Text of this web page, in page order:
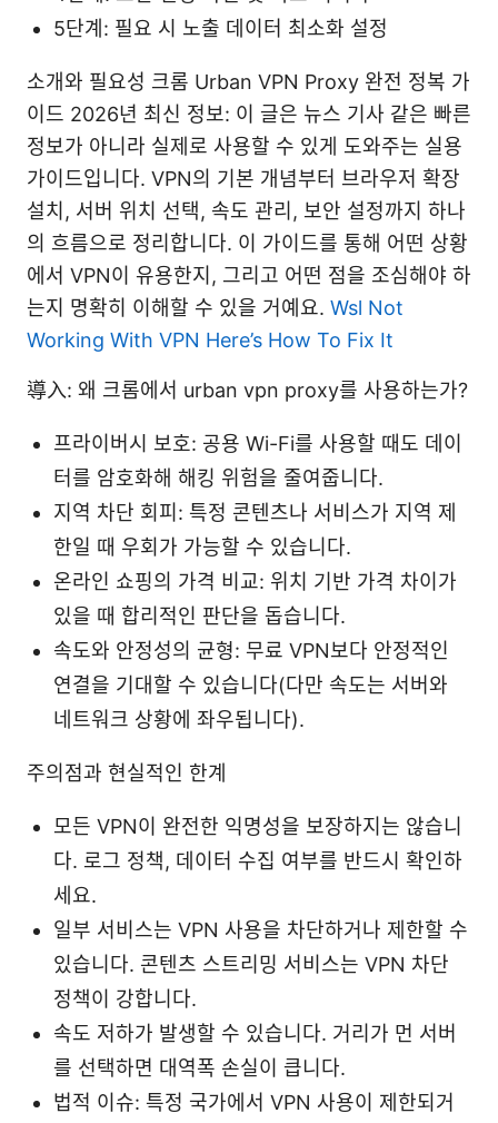
5단계: 필요 시 노출 데이터 최소화 설정
소개와 필요성 크롬 Urban VPN Proxy 완전 정복 가
이드 2026년 최신 정보: 이 글은 뉴스 기사 같은 빠른
정보가 아니라 실제로 사용할 수 있게 도와주는 실용
가이드입니다. VPN의 기본 개념부터 브라우저 확장
설치, 서버 위치 선택, 속도 관리, 보안 설정까지 하나
의 흐름으로 정리합니다. 이 가이드를 통해 어떤 상황
에서 VPN이 유용한지, 그리고 어떤 점을 조심해야 하
는지 명확히 이해할 수 있을 거예요. Wsl Not
Working With VPN Here’s How To Fix It
導入: 왜 크롬에서 urban vpn proxy를 사용하는가?
프라이버시 보호: 공용 Wi-Fi를 사용할 때도 데이
터를 암호화해 해킹 위험을 줄여줍니다.
지역 차단 회피: 특정 콘텐츠나 서비스가 지역 제
한일 때 우회가 가능할 수 있습니다.
온라인 쇼핑의 가격 비교: 위치 기반 가격 차이가
있을 때 합리적인 판단을 돕습니다.
속도와 안정성의 균형: 무료 VPN보다 안정적인
연결을 기대할 수 있습니다(다만 속도는 서버와
네트워크 상황에 좌우됩니다).
주의점과 현실적인 한계
모든 VPN이 완전한 익명성을 보장하지는 않습니
다. 로그 정책, 데이터 수집 여부를 반드시 확인하
세요.
일부 서비스는 VPN 사용을 차단하거나 제한할 수
있습니다. 콘텐츠 스트리밍 서비스는 VPN 차단
정책이 강합니다.
속도 저하가 발생할 수 있습니다. 거리가 먼 서버
를 선택하면 대역폭 손실이 큽니다.
법적 이슈: 특정 국가에서 VPN 사용이 제한되거